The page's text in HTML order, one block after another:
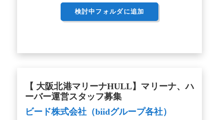
検討中フォルダに追加
【 大阪北港マリーナHULL】マリーナ、ハ
ーバー運営スタッフ募集
ビード株式会社（biidグループ各社）